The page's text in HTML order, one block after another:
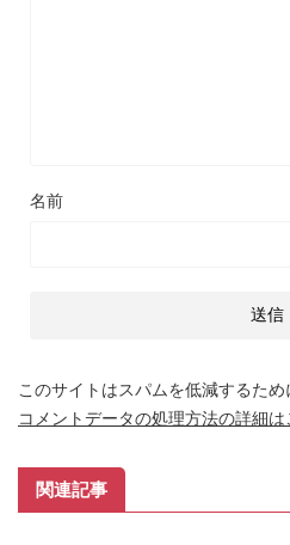
名前
このサイトはスパムを低減するた
コメントデータの処理方法の詳細
関連記事